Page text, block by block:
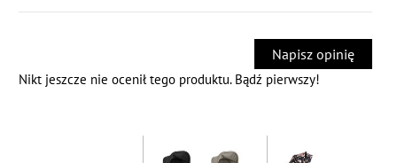
Napisz opinię
Nikt jeszcze nie ocenił tego produktu. Bądź pierwszy!